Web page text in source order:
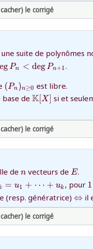
le corrigé
sur mathprepa
libres
suite de polynômes
P_{n+1}}
gPn < degPn+1.
{(P_n)_{n\ge0}}
(Pn)n≥0 est libre.
base de {\mathbb{K}
K[X] si et
le corrigé
sur mathprepa
libres
de {n}
nvecteurs de {E}
E.
= u1 + ⋯ + uk , pour 1
(resp. génératrice) ⇔il
le corrigé
sur mathprepa